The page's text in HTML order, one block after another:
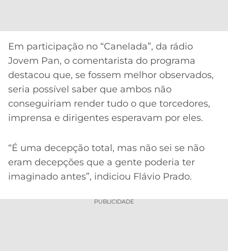
Em participação no “Canelada”, da rádio
Jovem Pan, o comentarista do programa
destacou que, se fossem melhor observados,
seria possível saber que ambos não
conseguiriam render tudo o que torcedores,
imprensa e dirigentes esperavam por eles.
“É uma decepção total, mas não sei se não
eram decepções que a gente poderia ter
imaginado antes”, indiciou Flávio Prado.
PUBLICIDADE